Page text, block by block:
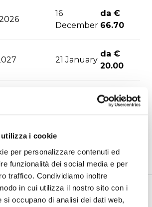
i cookie
per personalizzare contenuti ed
funzionalità dei social media e per
traffico. Condividiamo inoltre
in cui utilizza il nostro sito con i
si occupano di analisi dei dati web,
16
December
da €
66.70
21 January
da €
20.00
2027
da €
20.00
29
83.00
Milano 2027
05
February
da €
66.70
delle agenzie ufficiali di